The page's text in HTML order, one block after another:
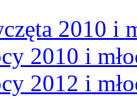
2010 i
2010 i
2012 i